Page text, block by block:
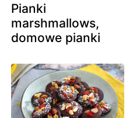
Pianki
marshmallows,
domowe pianki